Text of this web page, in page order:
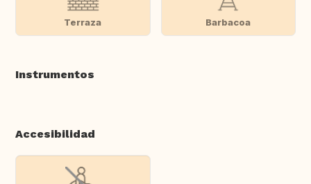
Terraza Barbacoa
Instrumentos
Accesibilidad